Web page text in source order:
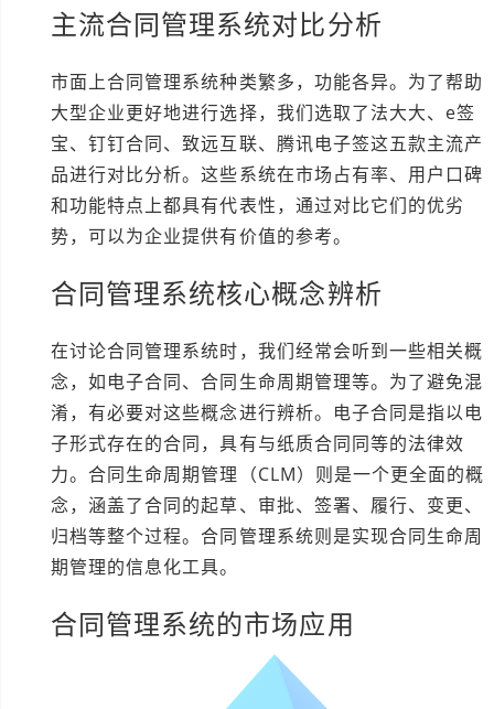
主流合同管理系统对比分析
市面上合同管理系统种类繁多，功能各异。为了帮助
大型企业更好地进行选择，我们选取了法大大、e签
宝、钉钉合同、致远互联、腾讯电子签这五款主流产
品进行对比分析。这些系统在市场占有率、用户口碑
和功能特点上都具有代表性，通过对比它们的优劣
势，可以为企业提供有价值的参考。
合同管理系统核心概念辨析
在讨论合同管理系统时，我们经常会听到一些相关概
念，如电子合同、合同生命周期管理等。为了避免混
淆，有必要对这些概念进行辨析。电子合同是指以电
子形式存在的合同，具有与纸质合同同等的法律效
力。合同生命周期管理（CLM）则是一个更全面的概
念，涵盖了合同的起草、审批、签署、履行、变更、
归档等整个过程。合同管理系统则是实现合同生命周
期管理的信息化工具。
合同管理系统的市场应用